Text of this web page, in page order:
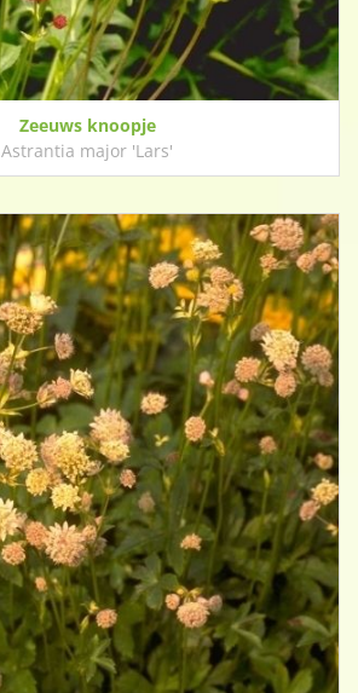
Zeeuws knoopje
Astrantia major 'Lars'